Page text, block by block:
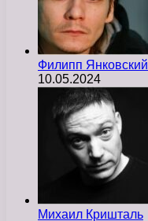
Филипп Янковский
10.05.2024
Михаил Кришталь